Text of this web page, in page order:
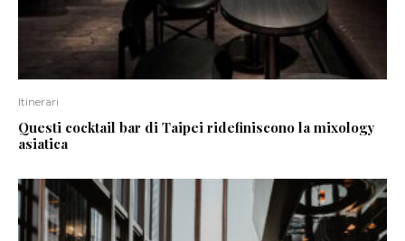
Itinerari
Questi cocktail bar di Taipei ridefiniscono la mixology
asiatica